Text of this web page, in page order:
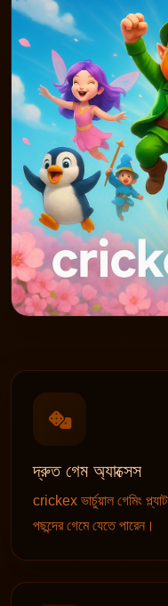
দ্রুত গেম অ্যাক্সেস
crickex ভার্চুয়াল গেমিং
পছন্দের গেমে যেতে পারেন।